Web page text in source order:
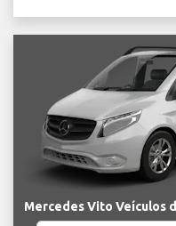
Mercedes Vito Veículos